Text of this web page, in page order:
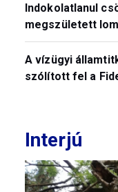
Indokolatlanul
megszületett
A vízügyi
szólított fel a
Interjú